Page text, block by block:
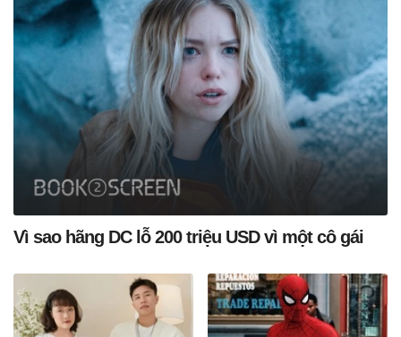
Vì sao hãng DC lỗ 200 triệu USD vì một cô gái